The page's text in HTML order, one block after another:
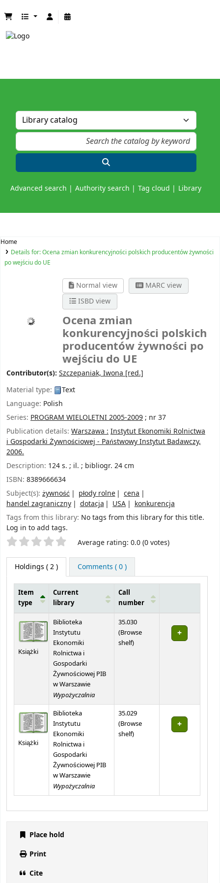
Advanced search Authority search Tag cloud Library
Home
Details for:Ocena zmian konkurencyjności polskich producentów żywności
po wejściu do UE
Normal view
MARC view
ISBD view
Ocena zmian
konkurencyjności polskich
producentów żywności po
wejściu do UE
Contributor(s): Szczepaniak, Iwona [red.]
Material type:
Text
Language: Polish
Series: PROGRAM WIELOLETNI 2005-2009; nr 37
Publication details: Warszawa : Instytut Ekonomiki Rolnictwa
i Gospodarki Żywnościowej - Państwowy Instytut Badawczy,
2006.
Description: 124 s. ; il. ; bibliogr. 24 cm
ISBN: 8389666634
Subject(s): żywność płody rolne
cena
handel zagraniczny
dotacja USA
konkurencja
Tags from this library: No tags from this library for this title.
Log in to add tags.
Star ratings Average rating: 0.0 (0 votes)
Holdings ( 2 ) Comments ( 0 )
Item
type
Current
library
Call
number
Książki
Biblioteka
Instytutu
Ekonomiki
Rolnictwa i
Gospodarki
Żywnościowej PIB
w Warszawie
Wypożyczalnia
35.030
(Browse
shelf(Opens below)
)
Książki
Biblioteka
Instytutu
Ekonomiki
Rolnictwa i
Gospodarki
Żywnościowej PIB
w Warszawie
Wypożyczalnia
35.029
(Browse
shelf(Opens below)
)
Place hold
Print
Cite